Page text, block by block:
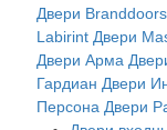
Двери Branddoors
Labirint Двери
Двери Арма
Гардиан Двери
Персона Двери